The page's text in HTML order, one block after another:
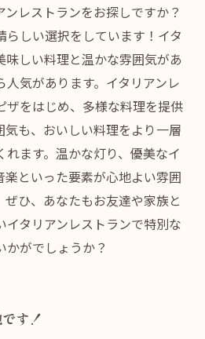
レストランをお探しですか？
らしい選択をしています！イタ
味しい料理と温かな雰囲気があ
気があります。イタリアンレ
ザをはじめ、多様な料理を提供
気も、おいしい料理をより一層
ます。温かな灯り、優美なイ
楽といった要素が心地よい雰囲
ひ、あなたもお友達や家族と
イタリアンレストランで特別な
かがでしょうか？
す！